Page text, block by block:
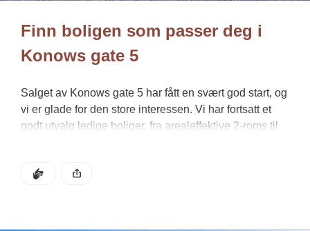
Finn boligen som passer deg i
Konows gate 5
Salget av Konows gate 5 har fått en svært god start, og
vi er glade for den store interessen. Vi har fortsatt et
godt utvalg ledige boliger, fra arealeffektive 2-roms til
Nedenfor kan du se eksempler på planløsninger for de
DEN POSTEN HAR